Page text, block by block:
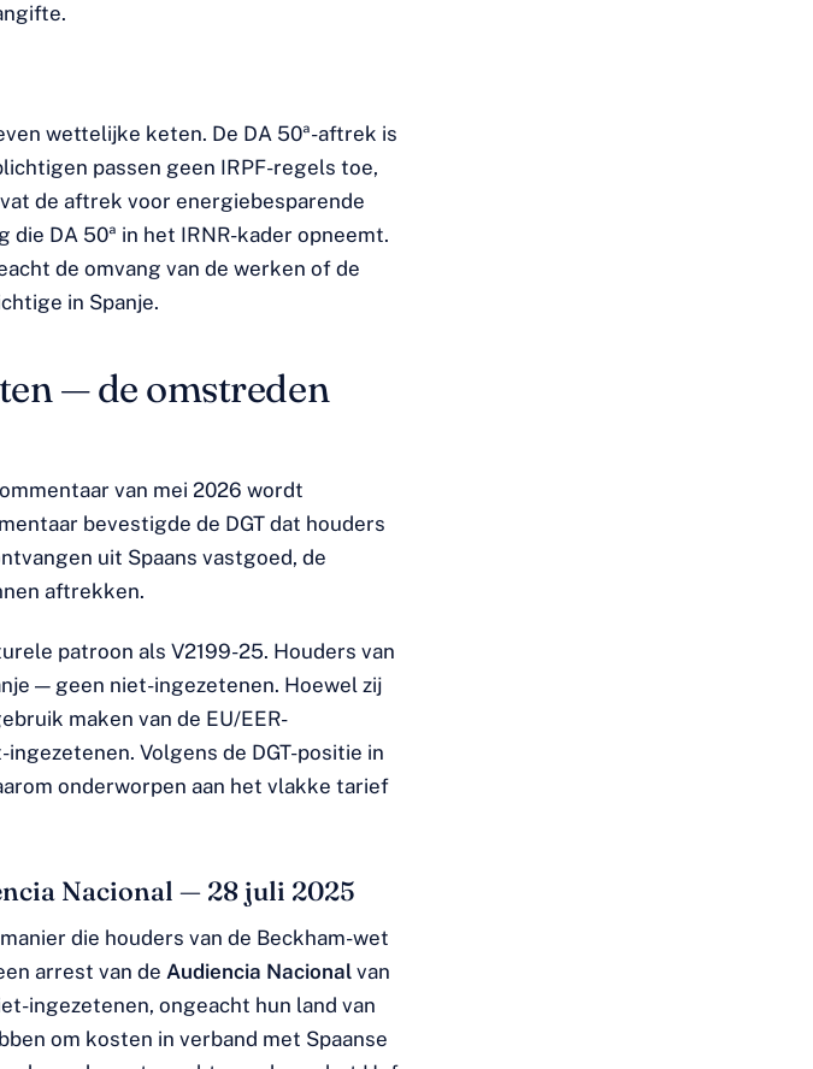
wettelijke keten. De DA 50ª-aftrek is
passen geen IRPF-regels toe,
de aftrek voor energiebesparende
DA 50ª in het IRNR-kader opneemt.
de omvang van de werken of de
in Spanje.
— de omstreden
van mei 2026 wordt
bevestigde de DGT dat houders
uit Spaans vastgoed, de
aftrekken.
patroon als V2199-25. Houders van
— geen niet-ingezetenen. Hoewel zij
maken van de EU/EER-
Volgens de DGT-positie in
onderworpen aan het vlakke tarief
Nacional — 28 juli 2025
die houders van de Beckham-wet
arrest van de Audiencia Nacionalvan
ingezetenen, ongeacht hun land van
om kosten in verband met Spaanse